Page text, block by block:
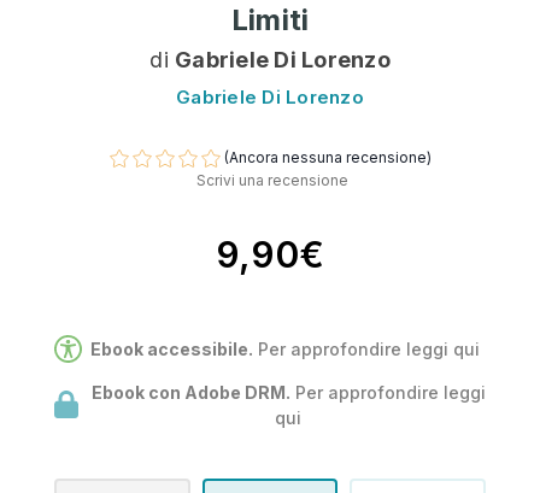
Limiti
di Gabriele Di Lorenzo
Gabriele Di Lorenzo
(Ancora nessuna recensione)
Scrivi una recensione
9,90€
Ebook con Adobe DRM. Per approfondire leggi
qui
Ebook accessibile. Per approfondire leggi qui